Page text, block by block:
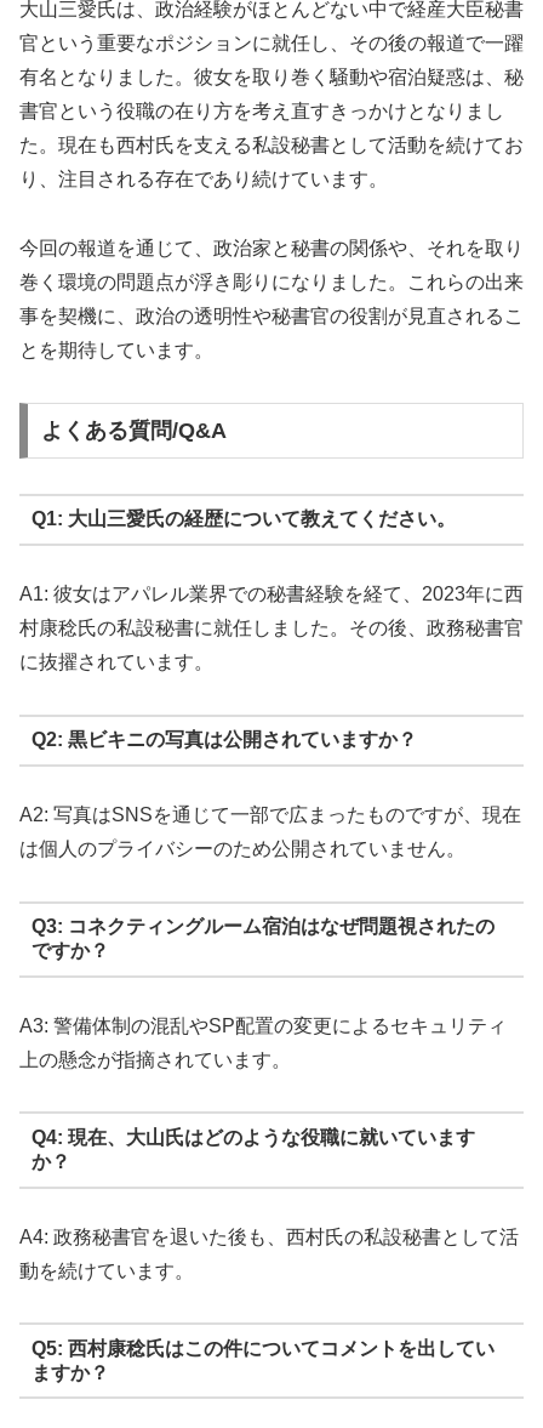
大山三愛氏は、政治経験がほとんどない中で経産大臣秘書
官という重要なポジションに就任し、その後の報道で一躍
有名となりました。彼女を取り巻く騒動や宿泊疑惑は、秘
書官という役職の在り方を考え直すきっかけとなりまし
た。現在も西村氏を支える私設秘書として活動を続けてお
り、注目される存在であり続けています。
今回の報道を通じて、政治家と秘書の関係や、それを取り
巻く環境の問題点が浮き彫りになりました。これらの出来
事を契機に、政治の透明性や秘書官の役割が見直されるこ
とを期待しています。
よくある質問/Q&A
Q1: 大山三愛氏の経歴について教えてください。
A1: 彼女はアパレル業界での秘書経験を経て、2023年に西
村康稔氏の私設秘書に就任しました。その後、政務秘書官
に抜擢されています。
Q2: 黒ビキニの写真は公開されていますか？
A2: 写真はSNSを通じて一部で広まったものですが、現在
は個人のプライバシーのため公開されていません。
Q3: コネクティングルーム宿泊はなぜ問題視されたの
ですか？
A3: 警備体制の混乱やSP配置の変更によるセキュリティ
上の懸念が指摘されています。
Q4: 現在、大山氏はどのような役職に就いています
か？
A4: 政務秘書官を退いた後も、西村氏の私設秘書として活
動を続けています。
Q5: 西村康稔氏はこの件についてコメントを出してい
ますか？